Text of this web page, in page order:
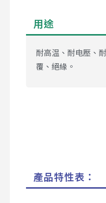
用途
耐高温、耐电壓、
覆、絕緣。
產品特性表：